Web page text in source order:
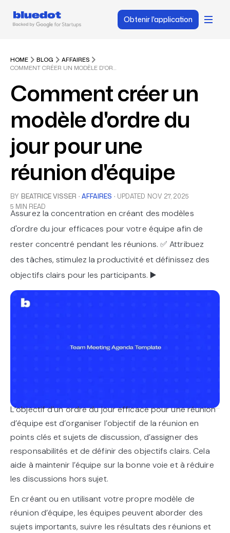
Obtenir l'application
HOME BLOG
AFFAIRES
COMMENT CRÉER UN MODÈLE D'ORDRE DU JOUR POUR UNE RÉUNION D'ÉQUIPE
Comment créer un
modèle d'ordre du
jour pour une
réunion d'équipe
BY BEATRICE VISSER · AFFAIRES · UPDATED NOV 27, 2025
5 MIN READ
Assurez la concentration en créant des modèles
d'ordre du jour efficaces pour votre équipe afin de
rester concentré pendant les réunions. ✅ Attribuez
des tâches, stimulez la productivité et définissez des
objectifs clairs pour les participants. ▶️
L’objectif d’un ordre du jour efficace pour une réunion
d’équipe est d’organiser l’objectif de la réunion en
points clés et sujets de discussion, d’assigner des
responsabilités et de définir des objectifs clairs. Cela
aide à maintenir l’équipe sur la bonne voie et à réduire
les discussions hors sujet.
En créant ou en utilisant votre propre modèle de
réunion d’équipe, les équipes peuvent aborder des
sujets importants, suivre les résultats des réunions et